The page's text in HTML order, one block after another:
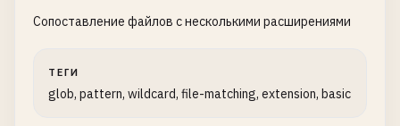
Сопоставление файлов с несколькими расширениями
ТЕГИ
glob, pattern, wildcard, file-matching, extension, basic